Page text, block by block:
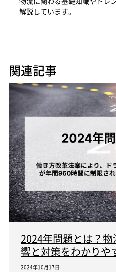
解説しています。
関連記事
2024年問題とは？
響と対策をわかりや
2024年10月17日